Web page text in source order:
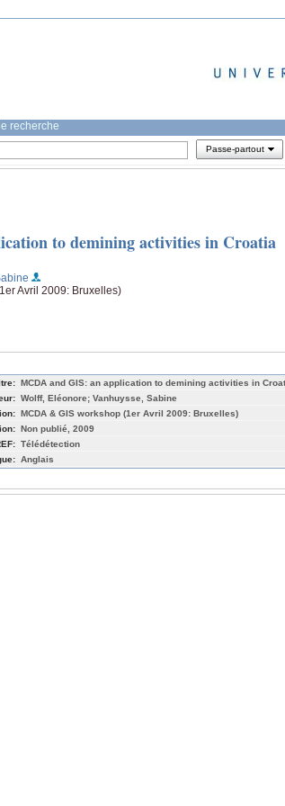
recherche
Passe-partout
to demining activities in Croatia
Avril 2009: Bruxelles)
MCDA and GIS: an application to demining activities in
Wolff, Eléonore; Vanhuysse, Sabine
MCDA & GIS workshop (1er Avril 2009: Bruxelles)
Non publié, 2009
Télédétection
Anglais